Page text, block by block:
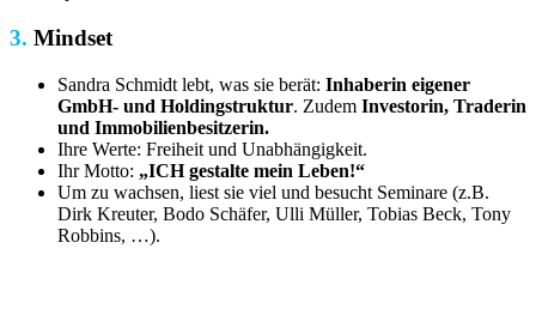
3. Mindset
Sandra Schmidt lebt, was sie berät: Inhaberin eigener
GmbH- und Holdingstruktur. Zudem Investorin, Traderin
und Immobilienbesitzerin.
Ihre Werte: Freiheit und Unabhängigkeit.
Ihr Motto: „ICH gestalte mein Leben!“
Um zu wachsen, liest sie viel und besucht Seminare (z.B.
Dirk Kreuter, Bodo Schäfer, Ulli Müller, Tobias Beck, Tony
Robbins, …).